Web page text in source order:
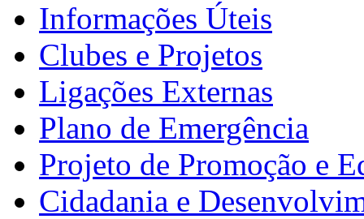
Informações Úteis
Clubes e Projetos
Ligações Externas
Plano de Emergência
Projeto de Promoção e
Cidadania e